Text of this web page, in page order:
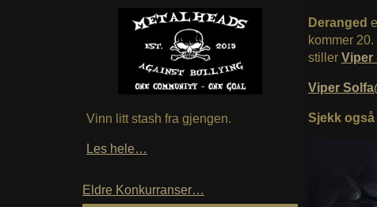
Vinn litt stash fra gjengen.
Les hele…
Eldre Konkurranser…
Deranged
kommer
stiller Viper
Viper
Sjekk